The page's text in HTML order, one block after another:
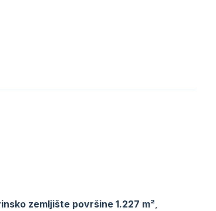
zemljište površine 1.227 m²,